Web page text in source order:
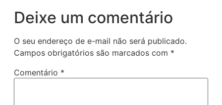
Deixe um comentário
O seu endereço de e-mail não será publicado.
Campos obrigatórios são marcados com *
Comentário *